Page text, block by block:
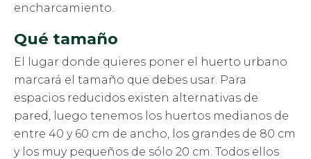
encharcamiento.
Qué tamaño
El lugar donde quieres poner el huerto urbano
marcará el tamaño que debes usar. Para
espacios reducidos existen alternativas de
pared, luego tenemos los huertos medianos de
entre 40 y 60 cm de ancho, los grandes de 80 cm
y los muy pequeños de sólo 20 cm. Todos ellos